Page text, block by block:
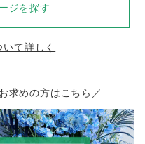
ジを探す
て詳しく
求めの方はこちら／